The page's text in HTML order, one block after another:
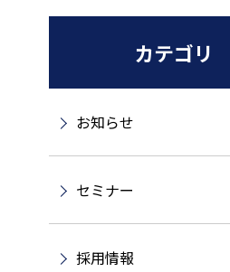
カテゴリ
お知らせ
セミナー
採用情報